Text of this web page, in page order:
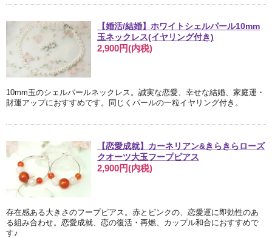
【婚活/結婚】ホワイトシェルパール10mm
玉ネックレス(イヤリング付き)
2,900円(内税)
10mm玉のシェルパールネックレス。誠実な恋愛、幸せな結婚、家庭運・
財運アップにおすすめです。同じくパールの一粒イヤリング付き。
【恋愛成就】カーネリアン&きらきらローズ
クオーツ大玉フープピアス
2,900円(内税)
存在感ある大きさのフープピアス。赤とピンクの、恋愛運に即効性のあ
る組み合わせ。恋愛成就、恋の復活・再燃、カップル和合におすすめで
す♪